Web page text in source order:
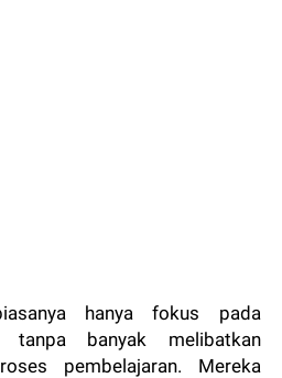
hanya fokus pada
tanpa banyak melibatkan
pembelajaran. Mereka